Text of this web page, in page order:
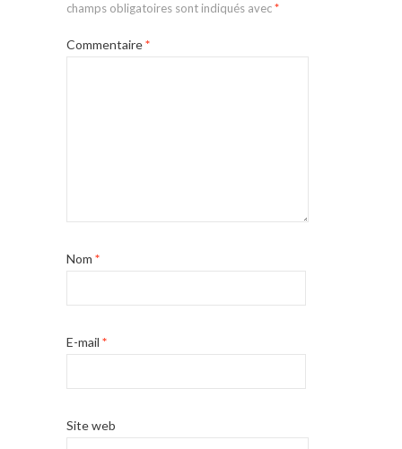
champs obligatoires sont indiqués avec*
Commentaire*
Nom *
E-mail *
Site web